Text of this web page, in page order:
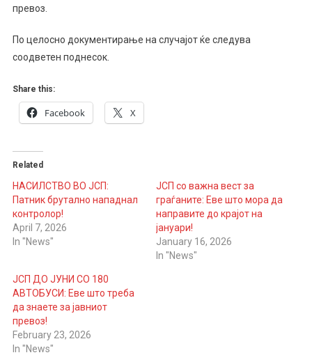
Констатирал
превоз.
По целосно документирање на случајот ќе следува
соодветен поднесок.
Share this:
Facebook X
Related
НАСИЛСТВО ВО ЈСП:
Патник брутално нападнал
контролор!
April 7, 2026
In "News"
ЈСП со важна вест за
граѓаните: Еве што мора да
направите до крајот на
јануари!
January 16, 2026
In "News"
ЈСП ДО ЈУНИ СО 180
АВТОБУСИ: Еве што треба
да знаете за јавниот
превоз!
February 23, 2026
In "News"